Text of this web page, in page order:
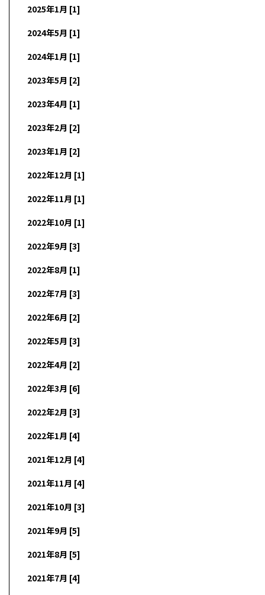
2025年1月 [1]
2024年5月 [1]
2024年1月 [1]
2023年5月 [2]
2023年4月 [1]
2023年2月 [2]
2023年1月 [2]
2022年12月 [1]
2022年11月 [1]
2022年10月 [1]
2022年9月 [3]
2022年8月 [1]
2022年7月 [3]
2022年6月 [2]
2022年5月 [3]
2022年4月 [2]
2022年3月 [6]
2022年2月 [3]
2022年1月 [4]
2021年12月 [4]
2021年11月 [4]
2021年10月 [3]
2021年9月 [5]
2021年8月 [5]
2021年7月 [4]